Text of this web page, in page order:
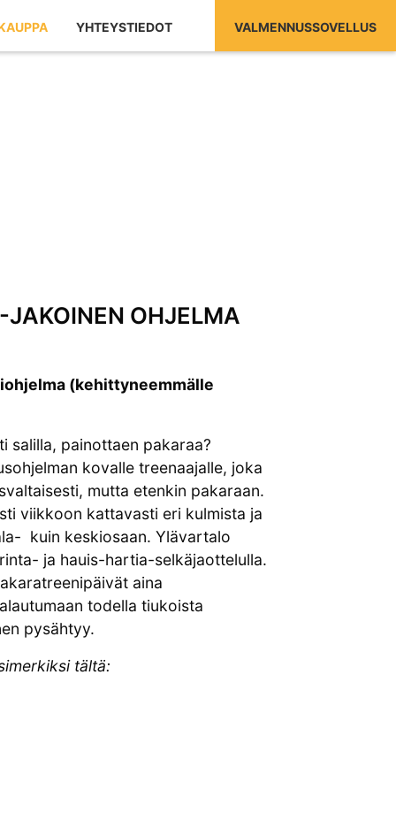
YHTEYSTIEDOT VALMENNUSSOVELLUS
OHJELMA
(kehittyneemmälle
salilla, painottaen pakaraa?
kovalle treenaajalle, joka
mutta etenkin pakaraan.
viikkoon kattavasti eri kulmista ja
kuin keskiosaan. Ylävartalo
ja hauis-hartia-selkäjaottelulla.
aina
todella tiukoista
pysähtyy.
tältä: